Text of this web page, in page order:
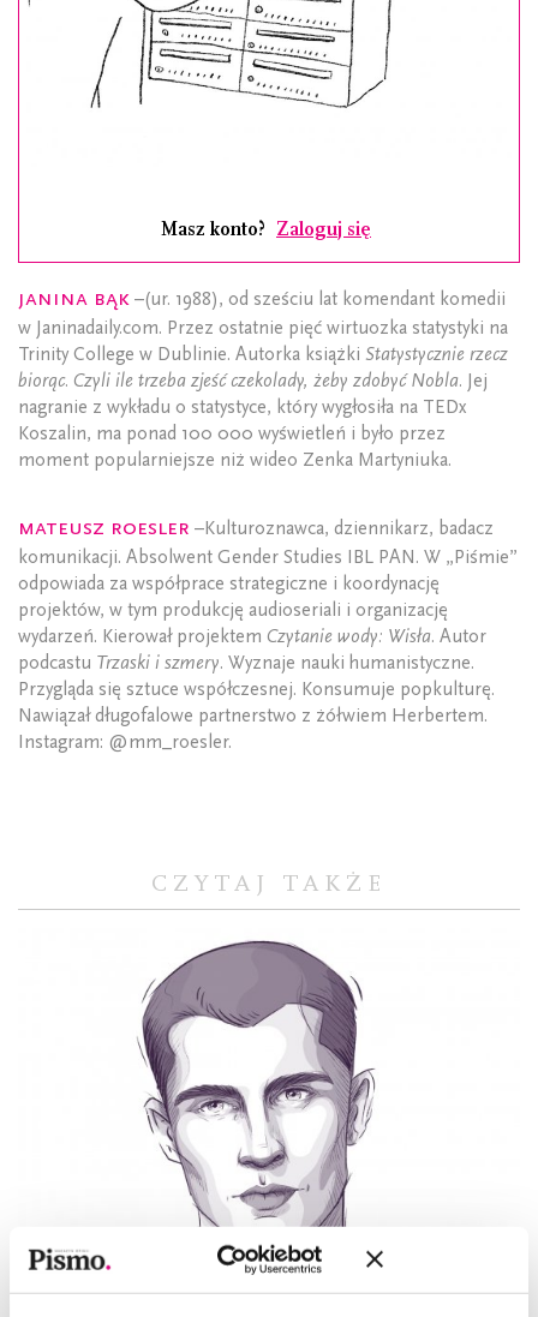
Masz konto? Zaloguj się
Janina Bąk –(ur. 1988), od sześciu lat komendant komedii
w Janinadaily.com. Przez ostatnie pięć wirtuozka statystyki na
Trinity College w Dublinie. Autorka książki Statystycznie rzecz
biorąc. Czyli ile trzeba zjeść czekolady, żeby zdobyć Nobla. Jej
nagranie z wykładu o statystyce, który wygłosiła na TEDx
Koszalin, ma ponad 100 000 wyświetleń i było przez
moment popularniejsze niż wideo Zenka Martyniuka.
Mateusz Roesler –Kulturoznawca, dziennikarz, badacz
komunikacji. Absolwent Gender Studies IBL PAN. W „Piśmie”
odpowiada za współprace strategiczne i koordynację
projektów, w tym produkcję audioseriali i organizację
wydarzeń. Kierował projektem Czytanie wody: Wisła. Autor
podcastu Trzaski i szmery. Wyznaje nauki humanistyczne.
Przygląda się sztuce współczesnej. Konsumuje popkulturę.
Nawiązał długofalowe partnerstwo z żółwiem Herbertem.
Instagram: @mm_roesler.
CZYTAJ TAKŻE